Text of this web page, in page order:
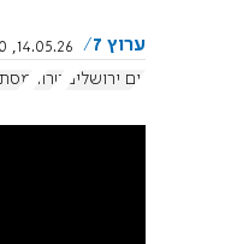
ערוץ 7
14.05.26, 17:10
יום ירושלים טרור